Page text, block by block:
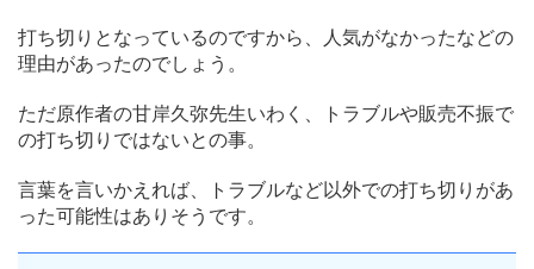
打ち切りとなっているのですから、人気がなかったなどの
理由があったのでしょう。
ただ原作者の甘岸久弥先生いわく、トラブルや販売不振で
の打ち切りではないとの事。
言葉を言いかえれば、トラブルなど以外での打ち切りがあ
った可能性はありそうです。